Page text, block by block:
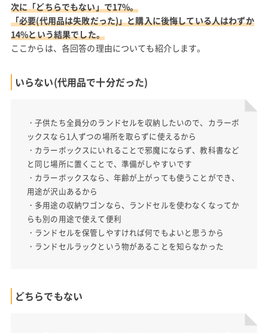
次に「どちらでもない」で17%。
「必要(代用品は失敗だった)」と購入に後悔している人はわずか
14%という結果でした。
ここからは、各回答の理由についても紹介します。
いらない(代用品で十分だった)
・子供たち全員分のランドセルを収納したいので、カラーボ
ックスなら1人ずつの場所を取らずに使えるから
・カラーボックスにいれることで邪魔にならず、教科書など
と同じ場所に置くことで、準備がしやすいです
・カラーボックスなら、年齢が上がっても使うことができ、
用途が沢山あるから
・多用途の収納ワゴンなら、ランドセルを使わなくなってか
らも別の用途で使えて便利
・ランドセルを保管しやすければ何でもよいと思うから
・ランドセルラックという物があることを知らなかった
どちらでもない